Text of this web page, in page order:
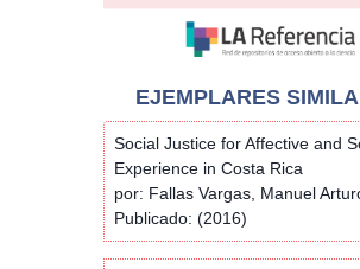
EJEMPLARES
Social Justice for Affective and
Experience in Costa Rica
por: Fallas Vargas, Manuel
Publicado: (2016)